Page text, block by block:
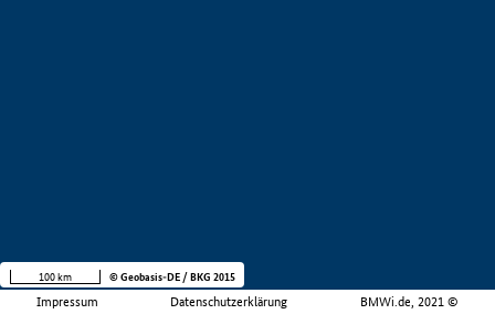
Impressum Datenschutzerklärung BMWi.de, 2021 ©
100 km © Geobasis-DE / BKG 2015